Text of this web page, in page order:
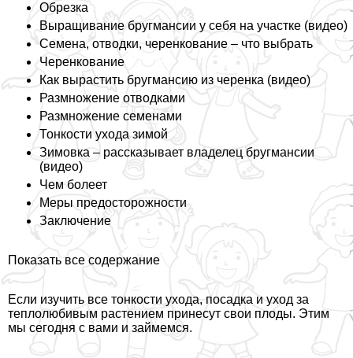
Обрезка
Выращивание бругмансии у себя на участке (видео)
Семена, отводки, черенкование – что выбрать
Черенкование
Как вырастить бругмансию из черенка (видео)
Размножение отводками
Размножение семенами
Тонкости ухода зимой
Зимовка – рассказывает владелец бругмансии
(видео)
Чем болеет
Меры предосторожности
Заключение
Показать все содержание
Если изучить все тонкости ухода, посадка и уход за
теплолюбивым растением принесут свои плоды. Этим
мы сегодня с вами и займемся.